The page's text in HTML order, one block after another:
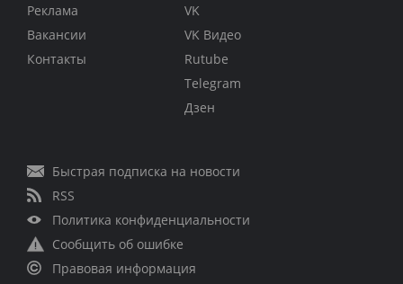
Реклама
Вакансии
Контакты
VK
VK Видео
Rutube
Telegram
Дзен
Быстрая подписка на новости
RSS
Политика конфиденциальности
Сообщить об ошибке
Правовая информация